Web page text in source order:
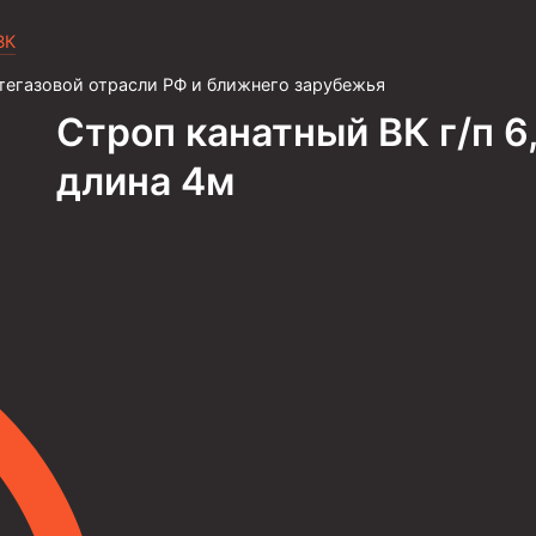
отрасли РФ и ближнего зарубежья
Строп канатный ВК г/п
длина 4м